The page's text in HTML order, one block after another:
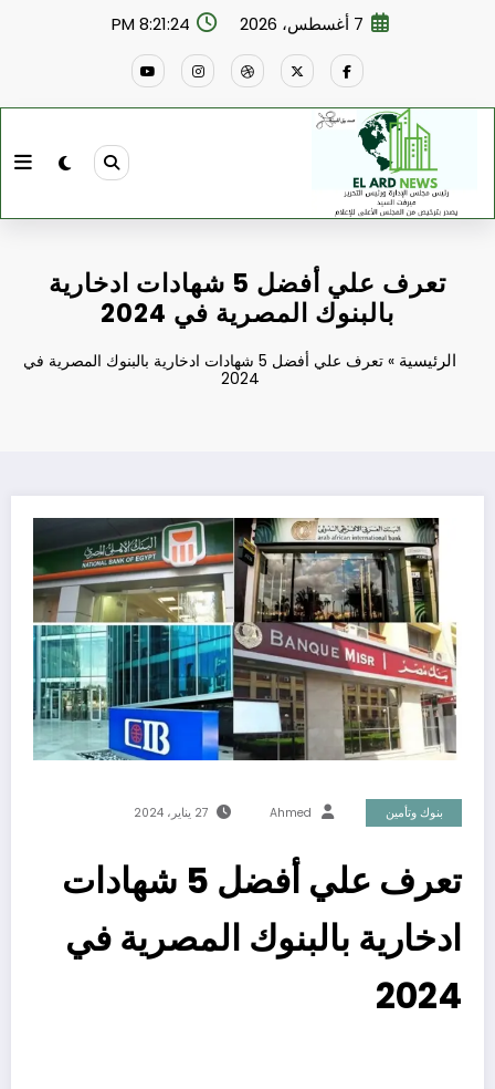
7 أغسطس، 2026 8:21:25 PM
تعرف علي أفضل 5 شهادات ادخارية
بالبنوك المصرية في 2024
الرئيسية »
تعرف علي أفضل 5 شهادات ادخارية بالبنوك المصرية في
2024
بنوك وتأمين Ahmed 27 يناير، 2024
تعرف علي أفضل 5 شهادات
ادخارية بالبنوك المصرية في
2024